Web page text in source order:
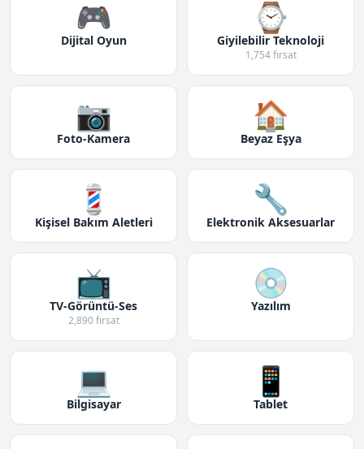
🎮
Dijital Oyun
⌚
Giyilebilir Teknoloji
1,754 fırsat
📷
Foto-Kamera
🏠
Beyaz Eşya
💈
Kişisel Bakım Aletleri
🔧
Elektronik Aksesuarlar
📺
TV-Görüntü-Ses
2,890 fırsat
💿
Yazılım
💻
Bilgisayar
📱
Tablet